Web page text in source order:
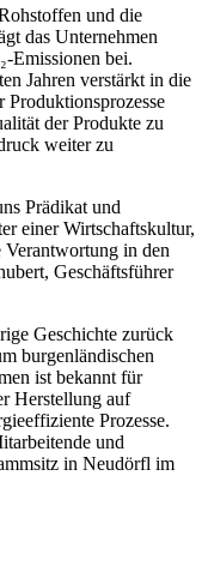
und die
das Unternehmen
Emissionen bei.
Jahren verstärkt in die
der Produkte zu
weiter zu
Prädikat und
einer Wirtschaftskultur,
in den
Geschäftsführer
Geschichte zurück
burgenländischen
ist bekannt für
Herstellung auf
Prozesse.
und
in Neudörfl im